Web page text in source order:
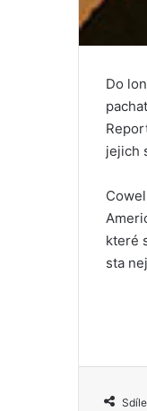
Do
jejich
které
sta